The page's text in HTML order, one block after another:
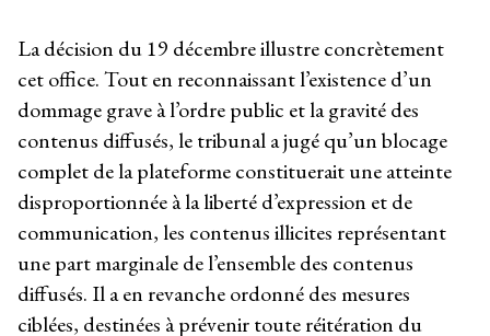
La décision du 19 décembre illustre concrètement
cet office. Tout en reconnaissant l’existence d’un
dommage grave à l’ordre public et la gravité des
contenus diffusés, le tribunal a jugé qu’un blocage
complet de la plateforme constituerait une atteinte
disproportionnée à la liberté d’expression et de
communication, les contenus illicites représentant
une part marginale de l’ensemble des contenus
diffusés. Il a en revanche ordonné des mesures
ciblées, destinées à prévenir toute réitération du